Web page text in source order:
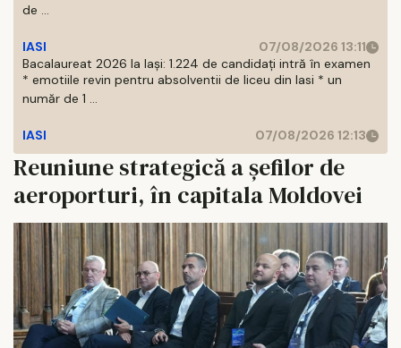
de ...
IASI
07/08/2026 13:11
Bacalaureat 2026 la Iași: 1.224 de candidați intră în examen
* emotiile revin pentru absolventii de liceu din Iasi * un
număr de 1 ...
IASI 07/08/2026 12:13
Reuniune strategică a șefilor de
aeroporturi, în capitala Moldovei